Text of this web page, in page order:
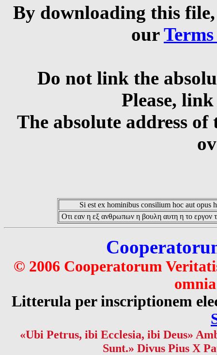
By downloading this
our
Do not link the
Please,
The absolute address
Si est ex hominibus consilium hoc aut opus
Οτι εαν η εξ ανθρωπων η βουλη αυτη η το εργον
© 2006 Cooperatorum
Litterula per inscriptionem
«Ubi Petrus, ibi Ecclesia, ibi Deus»
Sunt.» Divus Pius X